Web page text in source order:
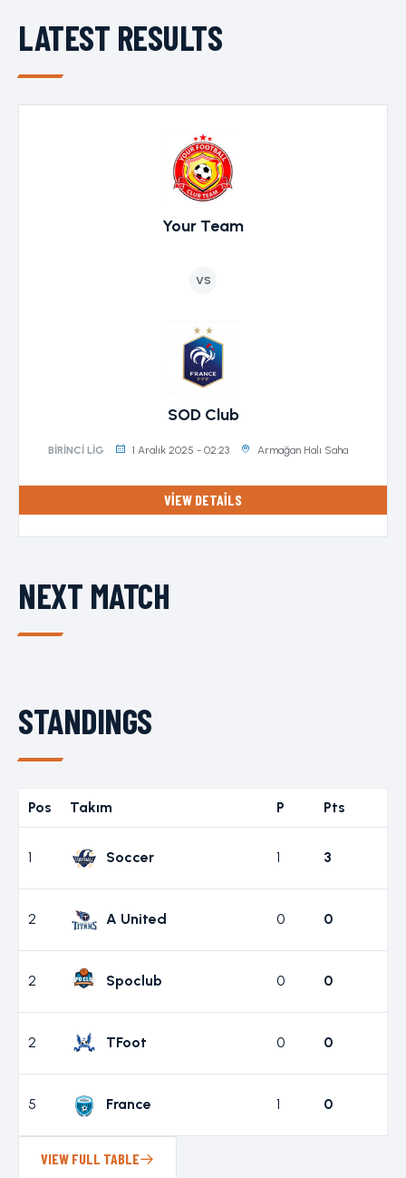
LATEST RESULTS
Your Team
SOD Club
VS
BIRINCI LIG 1 Aralık 2025 - 02:23 Armağan Halı Saha
VIEW DETAILS
NEXT MATCH
STANDINGS
Pos Takım P Pts
1 Soccer 1 3
2 A United 0 0
2 Spoclub 0 0
2 TFoot 0 0
5 France 1 0
VIEW FULL TABLE